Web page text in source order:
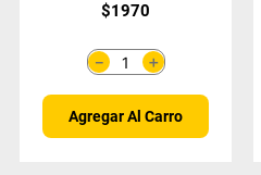
$1970
＋
－
Agregar Al Carro